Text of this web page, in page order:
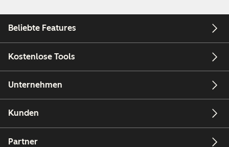
Beliebte Features
Kostenlose Tools
Unternehmen
Kunden
Partner